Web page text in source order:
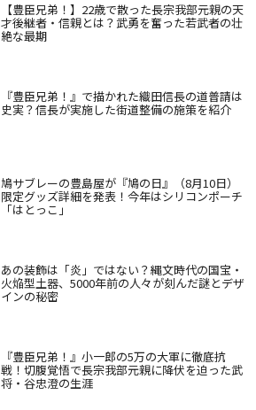
【豊臣兄弟！】22歳で散った長宗我部元親の天
才後継者・信親とは？武勇を奮った若武者の壮
絶な最期
『豊臣兄弟！』で描かれた織田信長の道普請は
史実？信長が実施した街道整備の施策を紹介
鳩サブレーの豊島屋が『鳩の日』（8月10日）
限定グッズ詳細を発表！今年はシリコンポーチ
「はとっこ」
あの装飾は「炎」ではない？縄文時代の国宝・
火焔型土器、5000年前の人々が刻んだ謎とデザ
インの秘密
『豊臣兄弟！』小一郎の5万の大軍に徹底抗
戦！切腹覚悟で長宗我部元親に降伏を迫った武
将・谷忠澄の生涯